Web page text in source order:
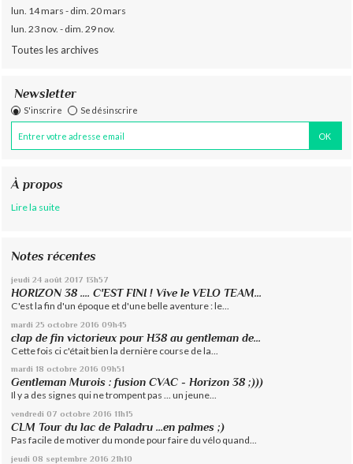
lun. 14 mars - dim. 20 mars
lun. 23 nov. - dim. 29 nov.
Toutes les archives
Newsletter
S'inscrire Se désinscrire
À propos
Lire la suite
Notes récentes
jeudi 24 août 2017 13h57
HORIZON 38 .... C'EST FINI ! Vive le VELO TEAM...
C'est la fin d'un époque et d'une belle aventure : le...
mardi 25 octobre 2016 09h45
clap de fin victorieux pour H38 au gentleman de...
Cette fois ci c'était bien la dernière course de la...
mardi 18 octobre 2016 09h51
Gentleman Murois : fusion CVAC - Horizon 38 ;)))
Il y a des signes qui ne trompent pas ... un jeune...
vendredi 07 octobre 2016 11h15
CLM Tour du lac de Paladru ...en palmes ;)
Pas facile de motiver du monde pour faire du vélo quand...
jeudi 08 septembre 2016 21h10